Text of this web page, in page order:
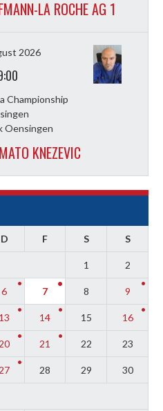
LA ROCHE AG 1
2026
Championship
Oensingen
KNEZEVIC
D F S S
1 2
6 7 8 9
13 14 15 16
20 21 22 23
27 28 29 30